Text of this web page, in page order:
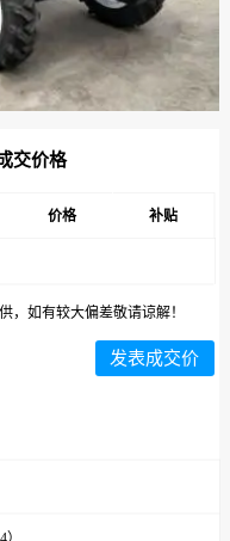
交价格
价格 补贴
，如有较大偏差敬请谅解！
发表成交价